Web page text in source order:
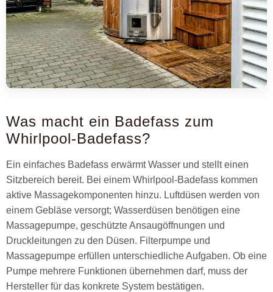
Was macht ein Badefass zum
Whirlpool-Badefass?
Ein einfaches Badefass erwärmt Wasser und stellt einen
Sitzbereich bereit. Bei einem Whirlpool-Badefass kommen
aktive Massagekomponenten hinzu. Luftdüsen werden von
einem Gebläse versorgt; Wasserdüsen benötigen eine
Massagepumpe, geschützte Ansaugöffnungen und
Druckleitungen zu den Düsen. Filterpumpe und
Massagepumpe erfüllen unterschiedliche Aufgaben. Ob eine
Pumpe mehrere Funktionen übernehmen darf, muss der
Hersteller für das konkrete System bestätigen.